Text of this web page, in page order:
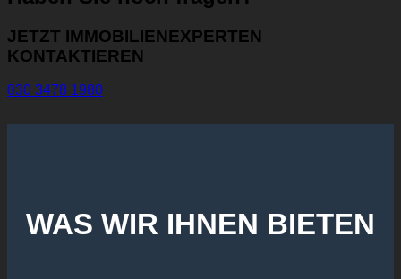
JETZT IMMOBILIENEXPERTEN
KONTAKTIEREN
030 3478 1980
WAS WIR IHNEN BIETEN